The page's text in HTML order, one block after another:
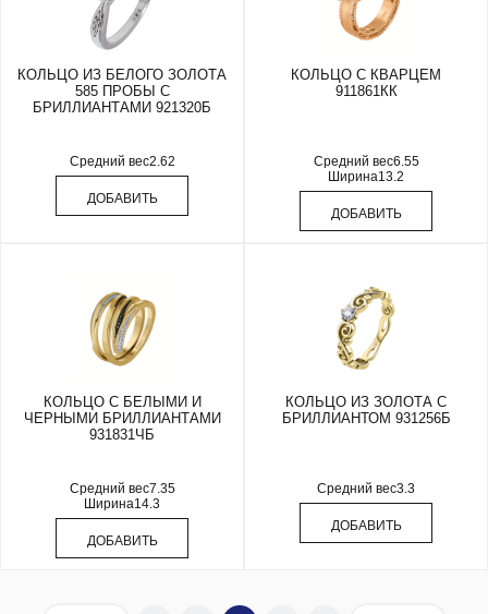
КОЛЬЦО ИЗ БЕЛОГО ЗОЛОТА
585 ПРОБЫ С
БРИЛЛИАНТАМИ 921320Б
Средний вес2.62
ДОБАВИТЬ
КОЛЬЦО С КВАРЦЕМ
911861КК
Средний вес6.55
Ширина13.2
ДОБАВИТЬ
КОЛЬЦО С БЕЛЫМИ И
ЧЕРНЫМИ БРИЛЛИАНТАМИ
931831ЧБ
Средний вес7.35
Ширина14.3
ДОБАВИТЬ
КОЛЬЦО ИЗ ЗОЛОТА С
БРИЛЛИАНТОМ 931256Б
Средний вес3.3
ДОБАВИТЬ